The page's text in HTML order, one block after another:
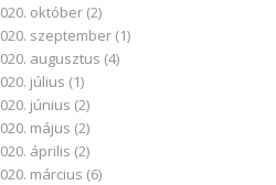
október(2)
szeptember(1)
augusztus (4)
július (1)
június (2)
május (2)
április (2)
március (6)